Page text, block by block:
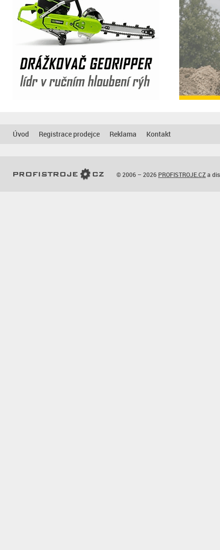
Úvod Registrace prodejce Reklama Kontakt
© 2006 – 2026 PROFISTROJE.CZa